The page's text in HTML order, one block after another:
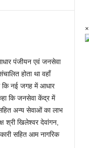
पंजीयन एवं जनसेवा
होता था वहाँ
कि नई जगह में आधार
कि जनसेवा केंद्र में
अन्य सेवाओं का लाभ
श्री खिलेश्वर देवांगन,
सहित आम नागरिक
×